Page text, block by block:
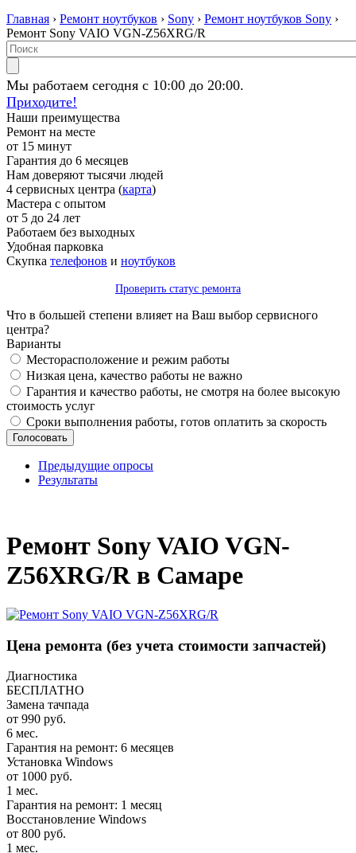
Главная › Ремонт ноутбуков › Sony › Ремонт ноутбуков Sony ›
Ремонт Sony VAIO VGN-Z56XRG/R
Мы работаем сегодня с 10:00 до 20:00.
Приходите!
Наши преимущества
Ремонт на месте
от 15 минут
Гарантия до 6 месяцев
Нам доверяют тысячи людей
4 сервисных центра (карта)
Мастера с опытом
от 5 до 24 лет
Работаем без выходных
Удобная парковка
Скупка телефонов и ноутбуков
Проверить статус ремонта
Что в большей степени влияет на Ваш выбор сервисного
центра?
Варианты
Месторасположение и режим работы
Низкая цена, качество работы не важно
Гарантия и качество работы, не смотря на более высокую
стоимость услуг
Сроки выполнения работы, готов оплатить за скорость
Предыдущие опросы
Результаты
Ремонт Sony VAIO VGN-
Z56XRG/R в Самаре
Цена ремонта (без учета стоимости запчастей)
Диагностика
БЕСПЛАТНО
Замена тачпада
от 990 руб.
6 мес.
Гарантия на ремонт: 6 месяцев
Установка Windows
от 1000 руб.
1 мес.
Гарантия на ремонт: 1 месяц
Восстановление Windows
от 800 руб.
1 мес.